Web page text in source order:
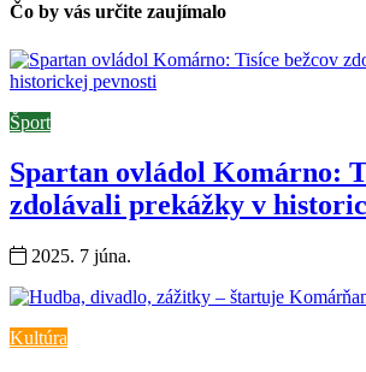
Čo by vás určite zaujímalo
Šport
Spartan ovládol Komárno:
zdolávali prekážky v
2025. 7 júna.
Kultúra